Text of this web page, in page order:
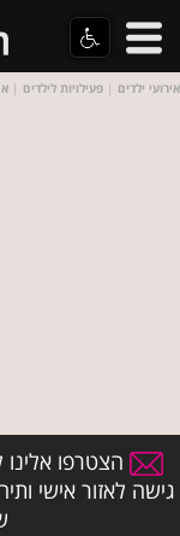
אירועי ילדים | פעילויות לילדים |
הצטרפו אלינו
גישה לאזור אישי